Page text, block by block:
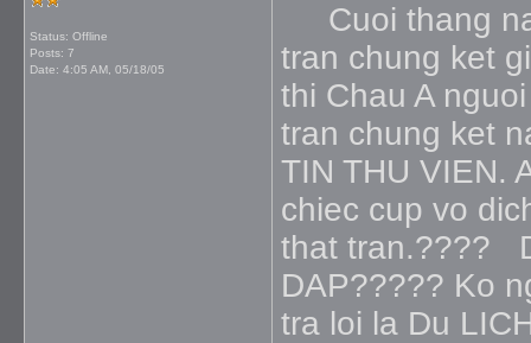
Status: Offline
Posts: 7
Date: 4:05 AM, 05/18/05
Cuoi thang
tran chung ket
thi Chau A
tran chung ket
TIN THU VIEN.
chiec cup vo
that tran.????
DAP????? Ko
tra loi la Du